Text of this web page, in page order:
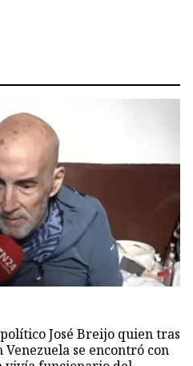
José Breijo quien tras
Venezuela se encontró con